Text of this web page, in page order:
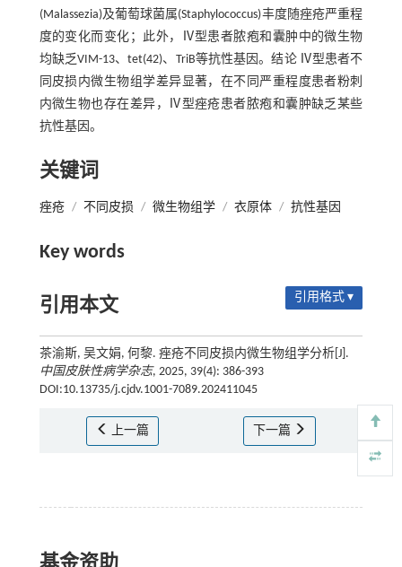
(Malassezia)及葡萄球菌属(Staphylococcus)丰度随痤疮严重程
度的变化而变化；此外，Ⅳ型患者脓疱和囊肿中的微生物
均缺乏VIM-13、tet(42)、TriB等抗性基因。结论 Ⅳ型患者不
同皮损内微生物组学差异显著，在不同严重程度患者粉刺
内微生物也存在差异，Ⅳ型痤疮患者脓疱和囊肿缺乏某些
抗性基因。
关键词
痤疮 / 不同皮损 / 微生物组学 / 衣原体 / 抗性基因
Key words
引用本文 引用格式 ▾
茶渝斯, 吴文娟, 何黎. 痤疮不同皮损内微生物组学分析[J].
中国皮肤性病学杂志, 2025, 39(4): 386-393
DOI:10.13735/j.cjdv.1001-7089.202411045
上一篇 下一篇